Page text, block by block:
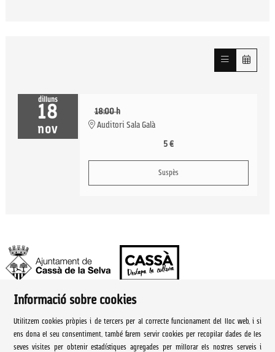
dilluns
18
nov
18:00 h
Auditori Sala Galà
5 €
Suspès
Ajuntament de Cassà de la Selva | Àrea de cultura
Rambla Onze de Setembre, 107
Informació sobre cookies
Utilitzem cookies pròpies i de tercers per al correcte funcionament del lloc web, i si
ens dona el seu consentiment, també farem servir cookies per recopilar dades de les
seves visites per obtenir estadístiques agregades per millorar els nostres serveis i